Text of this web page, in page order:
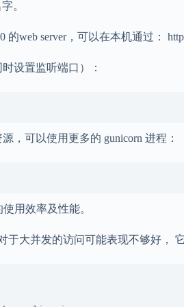
。
web server，可以在本机通过：
设置监听端口）：
，可以使用更多的 gunicorn 进程：
用效率及性能。
大并发的访问可能表现不够好，